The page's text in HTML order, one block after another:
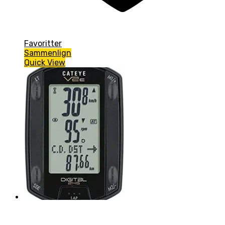
Favoritter
Sammenlign
Quick View